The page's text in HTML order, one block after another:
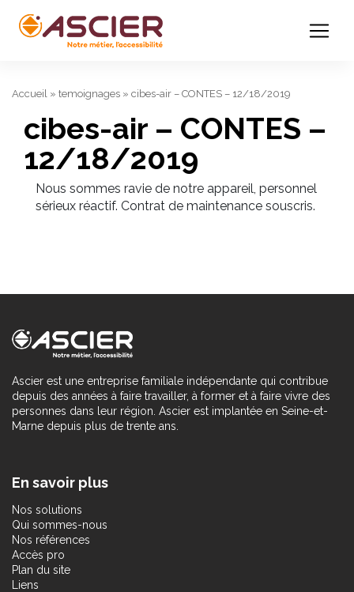
Accueil » temoignages » cibes-air – CONTES – 12/18/2019
cibes-air – CONTES –
12/18/2019
Nous sommes ravie de notre appareil, personnel
sérieux réactif. Contrat de maintenance souscris.
Ascier est une entreprise familiale indépendante qui contribue
depuis des années à faire travailler, à former et à faire vivre des
personnes dans leur région. Ascier est implantée en Seine-et-
Marne depuis plus de trente ans.
En savoir plus
Nos solutions
Qui sommes-nous
Nos références
Accès pro
Plan du site
Liens